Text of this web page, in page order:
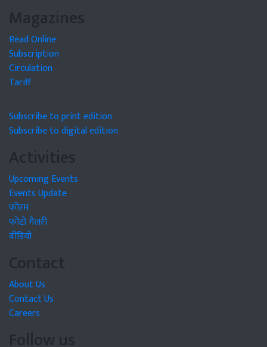
Magazines
Read Online
Subscription
Circulation
Tariff
Subscribe to print edition
Subscribe to digital edition
Activities
Upcoming Events
Events Update
फोरम
फोटो गैलरी
वीडियो
Contact
About Us
Contact Us
Careers
Follow us